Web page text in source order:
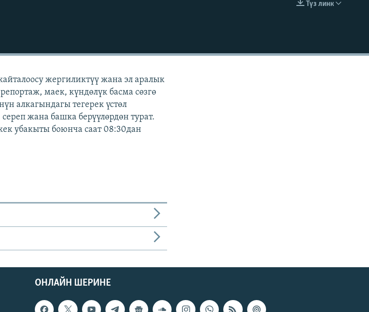
EMBED
Түз линк
жергиликтүү жана эл аралык
маек, күндөлүк басма сөзгө
алкагындагы тегерек үстөл
жана башка берүүлөрдөн турат.
убакыты боюнча саат 08:30дан
ОНЛАЙН ШЕРИНЕ